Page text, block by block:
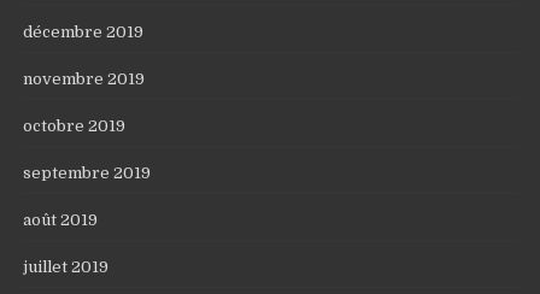
décembre 2019
novembre 2019
octobre 2019
septembre 2019
août 2019
juillet 2019